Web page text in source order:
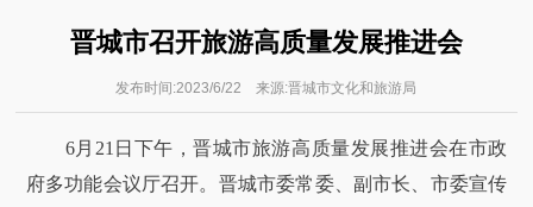
晋城市召开旅游高质量发展推进会
发布时间:2023/6/22 来源:晋城市文化和旅游局
6月21日下午，晋城市旅游高质量发展推进会在市政
府多功能会议厅召开。晋城市委常委、副市长、市委宣传